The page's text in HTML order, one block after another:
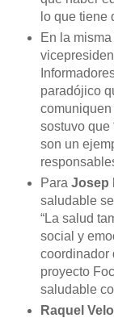
lo que tiene
En la
paradójico
comuniquen
sostuvo que
son un
Para Josep
saludable
“La salud
social y
coordinador
proyecto
saludable
Raquel